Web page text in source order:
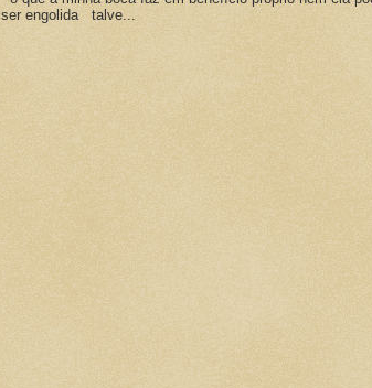
ser engolida talve...